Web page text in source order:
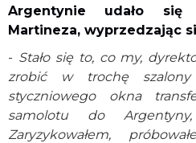
Argentynie udało się
Martineza, wyprzedzając
- Stało się to, co my,
zrobić w trochę
styczniowego okna
samolotu do
Zaryzykowałem,